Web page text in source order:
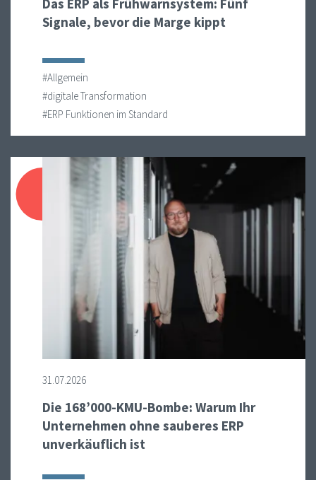
Signale, bevor die Marge kippt
#Allgemein
#digitale Transformation
#ERP Funktionen im Standard
31.07.2026
Die 168’000-KMU-Bombe: Warum Ihr
Unternehmen ohne sauberes ERP
unverkäuflich ist